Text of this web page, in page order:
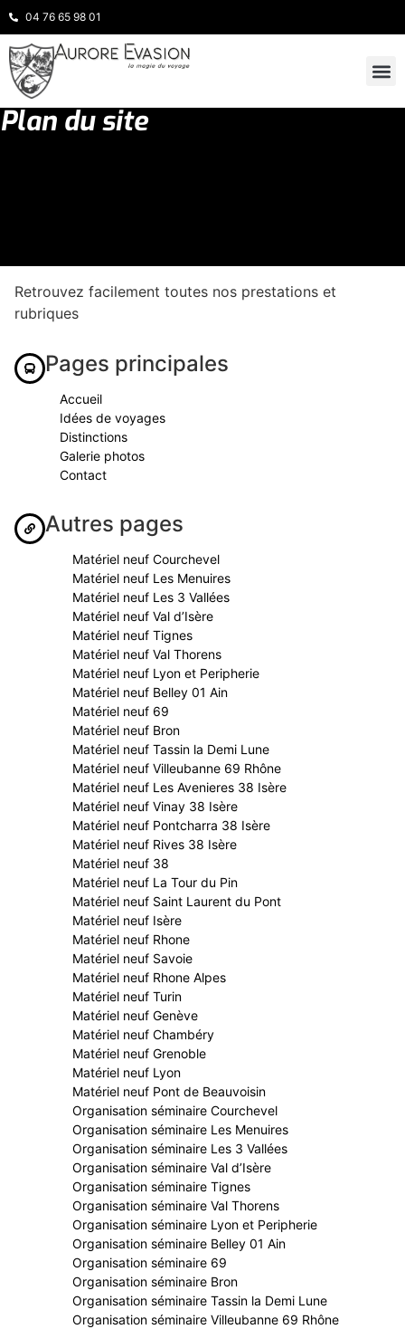
04 76 65 98 01
Plan du site
Retrouvez facilement toutes nos prestations et
rubriques
Pages principales
Accueil
Idées de voyages
Distinctions
Galerie photos
Contact
Autres pages
Matériel neuf Courchevel
Matériel neuf Les Menuires
Matériel neuf Les 3 Vallées
Matériel neuf Val d’Isère
Matériel neuf Tignes
Matériel neuf Val Thorens
Matériel neuf Lyon et Peripherie
Matériel neuf Belley 01 Ain
Matériel neuf 69
Matériel neuf Bron
Matériel neuf Tassin la Demi Lune
Matériel neuf Villeubanne 69 Rhône
Matériel neuf Les Avenieres 38 Isère
Matériel neuf Vinay 38 Isère
Matériel neuf Pontcharra 38 Isère
Matériel neuf Rives 38 Isère
Matériel neuf 38
Matériel neuf La Tour du Pin
Matériel neuf Saint Laurent du Pont
Matériel neuf Isère
Matériel neuf Rhone
Matériel neuf Savoie
Matériel neuf Rhone Alpes
Matériel neuf Turin
Matériel neuf Genève
Matériel neuf Chambéry
Matériel neuf Grenoble
Matériel neuf Lyon
Matériel neuf Pont de Beauvoisin
Organisation séminaire Courchevel
Organisation séminaire Les Menuires
Organisation séminaire Les 3 Vallées
Organisation séminaire Val d’Isère
Organisation séminaire Tignes
Organisation séminaire Val Thorens
Organisation séminaire Lyon et Peripherie
Organisation séminaire Belley 01 Ain
Organisation séminaire 69
Organisation séminaire Bron
Organisation séminaire Tassin la Demi Lune
Organisation séminaire Villeubanne 69 Rhône